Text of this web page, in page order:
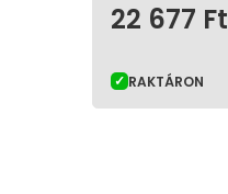
22 677 Ft
RAKTÁRON